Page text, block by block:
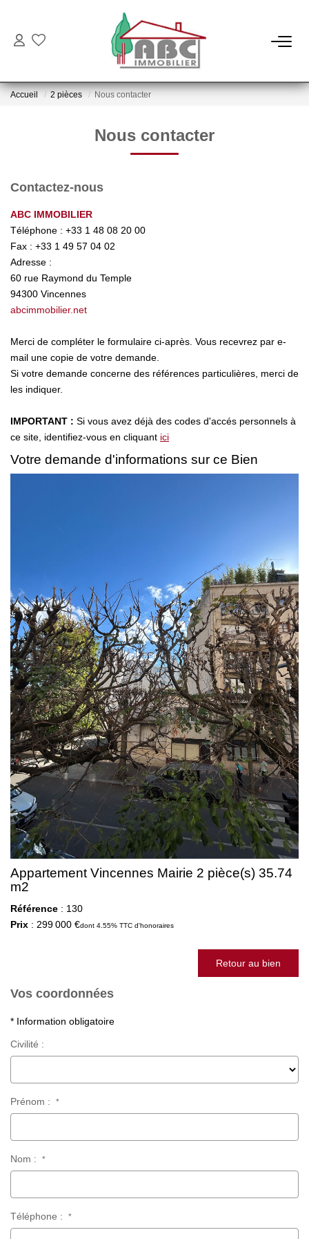
NOS BIENS
Gestion
NOTRE AGENCE
Notre Équipe
Nous Rejoindre
NOUS CONTACTER
Accueil 2 pièces Nous contacter
Nous contacter
Contactez-nous
ABC IMMOBILIER
Téléphone : +33 1 48 08 20 00
Fax : +33 1 49 57 04 02
Adresse :
60 rue Raymond du Temple
94300 Vincennes
abcimmobilier.net
Merci de compléter le formulaire ci-après. Vous recevrez par e-
mail une copie de votre demande.
Si votre demande concerne des références particulières, merci de
les indiquer.
IMPORTANT : Si vous avez déjà des codes d'accés personnels à
ce site, identifiez-vous en cliquant ici
Votre demande d'informations sur ce Bien
Appartement Vincennes Mairie 2 pièce(s) 35.74
m2
Référence : 130
Prix : 299 000 €dont 4.55% TTC d'honoraires
Retour au bien
Vos coordonnées
* Information obligatoire
Civilité :
Prénom : *
Nom : *
Téléphone : *